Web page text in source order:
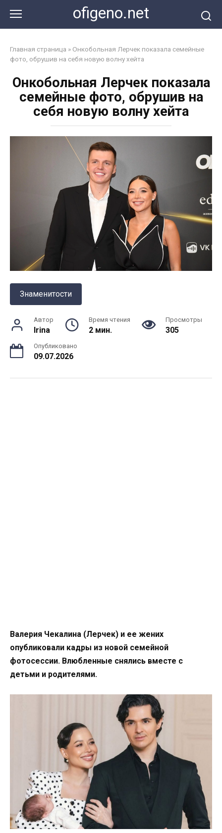
контенту
ofigeno.net
Главная страница » Онкобольная Лерчек показала семейные
фото, обрушив на себя новую волну хейта
Онкобольная Лерчек показала
семейные фото, обрушив на
себя новую волну хейта
Знаменитости
Автор
Irina
Время чтения
2 мин.
Просмотры
305
Опубликовано
09.07.2026
Валерия Чекалина (Лерчек) и ее жених
опубликовали кадры из новой семейной
фотосессии. Влюбленные снялись вместе с
детьми и родителями.